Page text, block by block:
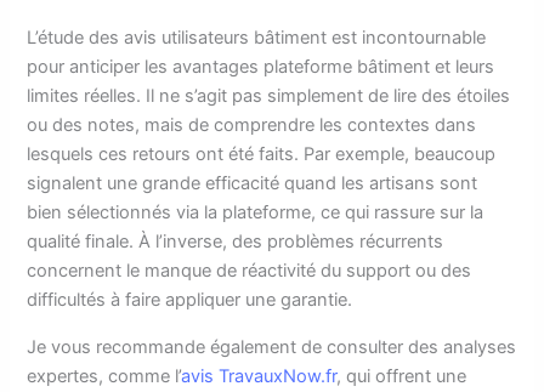
L’étude des avis utilisateurs bâtiment est incontournable
pour anticiper les avantages plateforme bâtiment et leurs
limites réelles. Il ne s’agit pas simplement de lire des étoiles
ou des notes, mais de comprendre les contextes dans
lesquels ces retours ont été faits. Par exemple, beaucoup
signalent une grande efficacité quand les artisans sont
bien sélectionnés via la plateforme, ce qui rassure sur la
qualité finale. À l’inverse, des problèmes récurrents
concernent le manque de réactivité du support ou des
difficultés à faire appliquer une garantie.
Je vous recommande également de consulter des analyses
expertes, comme l’avis TravauxNow.fr, qui offrent une